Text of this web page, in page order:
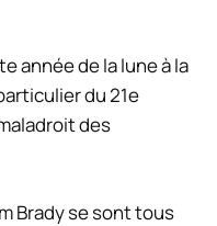
année de la lune à la
du 21e
des
Brady se sont tous